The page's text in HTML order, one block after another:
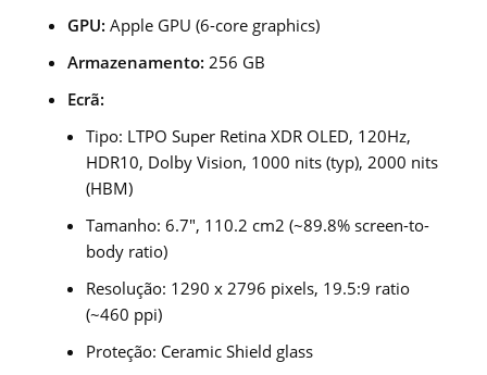
GPU: Apple GPU (6-core graphics)
Armazenamento: 256 GB
Ecrã:
Tipo: LTPO Super Retina XDR OLED, 120Hz,
HDR10, Dolby Vision, 1000 nits (typ), 2000 nits
(HBM)
Tamanho: 6.7″, 110.2 cm2 (~89.8% screen-to-
body ratio)
Resolução: 1290 x 2796 pixels, 19.5:9 ratio
(~460 ppi)
Proteção: Ceramic Shield glass